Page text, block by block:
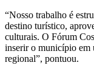
“Nosso trabalho é
destino turístico,
culturais. O Fórum
inserir o município em
regional”, pontuou.